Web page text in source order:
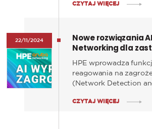
dla AI – to
partnera – firmę
dystrybutora ALSO.
formule online.
CZYTAJ WIĘCEJ
22/11/2024
Nowe rozwiązania
Networking dla
HPE wprowadza
reagowania na
(Network Detection
oraz ulepsza swoje
CZYTAJ WIĘCEJ